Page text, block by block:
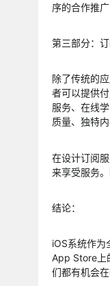
序的合作推
第三部分：
除了传统的
者可以提供
服务、在线
质量、独特
在设计订阅
来享受服务
结论：
iOS系统作为
App Store上
们都有机会